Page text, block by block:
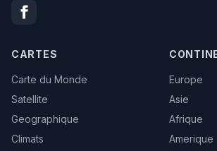
CARTES
Carte du Monde
Satellite
Geographique
Climats
Europe
Asie
Afrique
Amerique